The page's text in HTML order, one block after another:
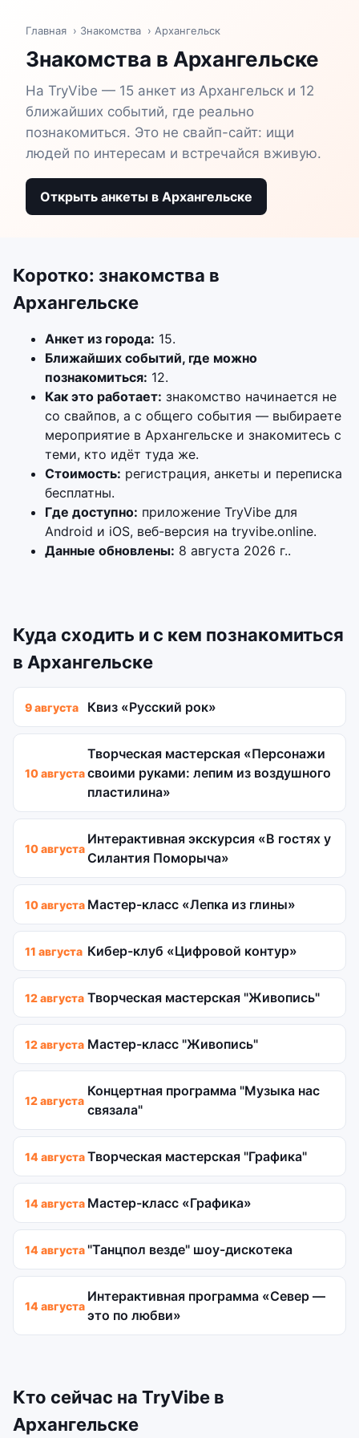
Главная › Знакомства › Архангельск
Знакомства в Архангельске
На TryVibe — 15 анкет из Архангельск и 12
ближайших событий, где реально
познакомиться. Это не свайп-сайт: ищи
людей по интересам и встречайся вживую.
Открыть анкеты в Архангельске
Коротко: знакомства в
Архангельске
Анкет из города: 15.
Ближайших событий, где можно
познакомиться: 12.
Как это работает: знакомство начинается не
со свайпов, а с общего события — выбираете
мероприятие в Архангельске и знакомитесь с
теми, кто идёт туда же.
Стоимость: регистрация, анкеты и переписка
бесплатны.
Где доступно: приложение TryVibe для
Android и iOS, веб-версия на tryvibe.online.
Данные обновлены: 8 августа 2026 г..
Куда сходить и с кем познакомиться
в Архангельске
9 августа Квиз «Русский рок»
10 августа
Творческая мастерская «Персонажи
своими руками: лепим из воздушного
пластилина»
10 августа
Интерактивная экскурсия «В гостях у
Силантия Поморыча»
10 августа Мастер-класс «Лепка из глины»
11 августа Кибер-клуб «Цифровой контур»
12 августа Творческая мастерская "Живопись"
12 августа Мастер-класс "Живопись"
12 августа
Концертная программа "Музыка нас
связала"
14 августаТворческая мастерская "Графика"
14 августа Мастер-класс «Графика»
14 августа "Танцпол везде" шоу-дискотека
14 августа
Интерактивная программа «Север —
это по любви»
Кто сейчас на TryVibe в
Архангельске